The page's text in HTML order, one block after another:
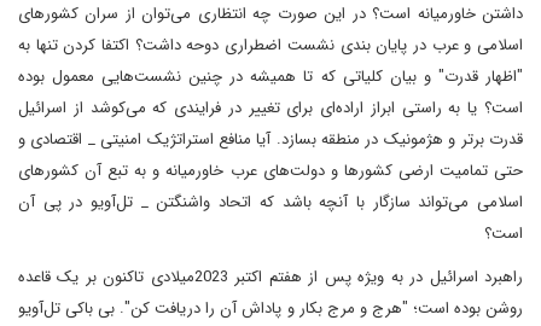
داشتن خاورمیانه است؟ در این صورت چه انتظاری می‌توان از سران کشورهای
اسلامی و عرب در پایان بندی نشست اضطراری دوحه داشت؟ اکتفا کردن تنها به
"اظهار قدرت" و بیان کلیاتی که تا همیشه در چنین نشست‌هایی معمول بوده
است؟ یا به راستی ابراز اراده‌ای برای تغییر در فرایندی که می‌کوشد از اسرائیل
قدرت برتر و هژمونیک در منطقه بسازد. آیا منافع استراتژیک امنیتی _ اقتصادی و
حتی تمامیت ارضی کشورها و دولت‌های عرب خاورمیانه و به تبع آن کشورهای
اسلامی می‌تواند سازگار با آنچه باشد که اتحاد واشنگتن _ تل‌آویو در پی آن
است؟
راهبرد اسرائیل در به ویژه پس از هفتم اکتبر 2023میلادی تاکنون بر یک قاعده
روشن بوده است؛ "هرج و مرج بکار و پاداش آن را دریافت کن". بی باکی تل‌آویو